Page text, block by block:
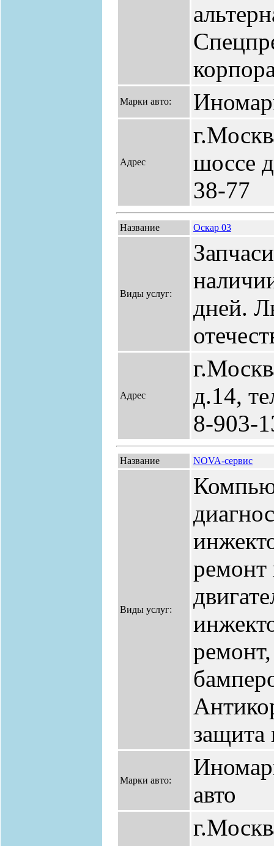
Марки авто:
Адрес
шоссе
38-77
Название Оскар 03
Виды услуг:
дней.
Адрес
д.14,
8-903-
Название NOVA-сервис
Виды услуг:
ремонт
защита
Марки авто:
авто